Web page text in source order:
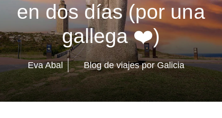
en dos días (por una
gallega ❤️)
Eva Abal Blog de viajes por Galicia